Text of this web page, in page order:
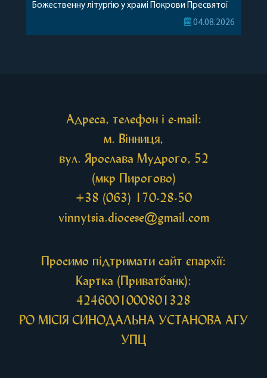
Божественну літургію у храмі Покрови Пресвятої
Богородиці села Терешки Барського благочиння.
04.08.2026
Адреса, телефон і e-mail:
м. Вінниця,
вул. Ярослава Мудрого, 52
(мкр Пирогово)
+38 (063) 170-28-50
vinnytsia.diocese@gmail.com
Просимо підтримати сайт єпархії:
Картка (Приватбанк):
4246001000801328
РО МIСIЯ СИНОДАЛЬНА УСТАНОВА АГУ
УПЦ